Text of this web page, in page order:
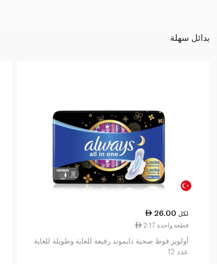
بدائل سهلة
26.00 لكل
2.17 قطعة واحدة
أولويز فوط صحية دايموند رفيعة للغاية وطويلة للغاية
عدد 12